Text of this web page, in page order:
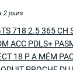
2 jours
718 2.5 365 CH
ACC PDLS+
18 P A MÉM